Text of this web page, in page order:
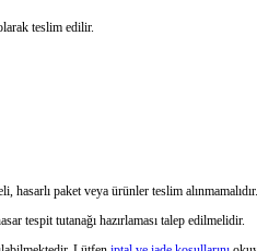
teslim edilir.
paket veya ürünler teslim alınmamalıdır.
tespit tutanağı hazırlaması talep edilmelidir.